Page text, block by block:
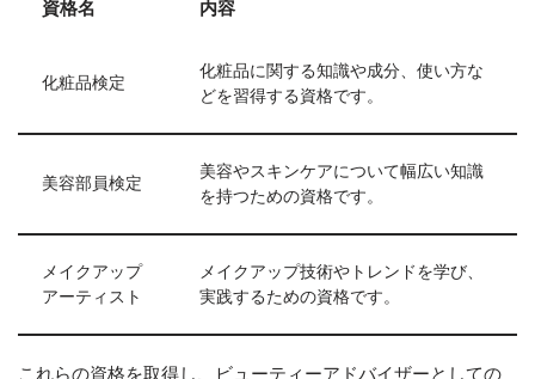
資格名 内容
化粧品検定
化粧品に関する知識や成分、使い方な
どを習得する資格です。
美容部員検定
美容やスキンケアについて幅広い知識
を持つための資格です。
メイクアップ
アーティスト
メイクアップ技術やトレンドを学び、
実践するための資格です。
これらの資格を取得し、ビューティーアドバイザーとしての